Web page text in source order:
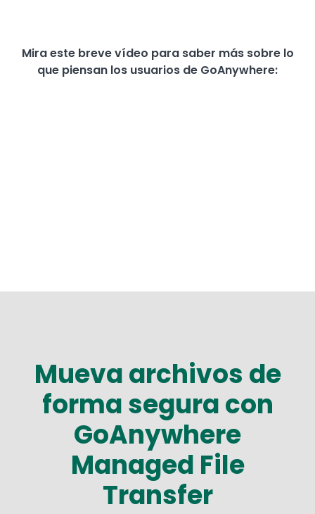
Mira este breve vídeo para saber más sobre lo
que piensan los usuarios de GoAnywhere:
Mueva archivos de
forma segura con
GoAnywhere
Managed File
Transfer